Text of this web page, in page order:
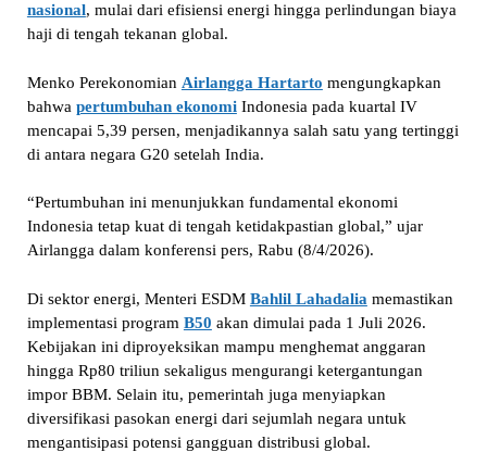
nasional, mulai dari efisiensi energi hingga perlindungan biaya
haji di tengah tekanan global.
Menko Perekonomian Airlangga Hartarto mengungkapkan
bahwa pertumbuhan ekonomiIndonesia pada kuartal IV
mencapai 5,39 persen, menjadikannya salah satu yang tertinggi
di antara negara G20 setelah India.
“Pertumbuhan ini menunjukkan fundamental ekonomi
Indonesia tetap kuat di tengah ketidakpastian global,” ujar
Airlangga dalam konferensi pers, Rabu (8/4/2026).
Di sektor energi, Menteri ESDM Bahlil Lahadalia memastikan
implementasi program B50 akan dimulai pada 1 Juli 2026.
Kebijakan ini diproyeksikan mampu menghemat anggaran
hingga Rp80 triliun sekaligus mengurangi ketergantungan
impor BBM. Selain itu, pemerintah juga menyiapkan
diversifikasi pasokan energi dari sejumlah negara untuk
mengantisipasi potensi gangguan distribusi global.